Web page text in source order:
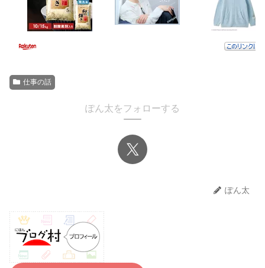
仕事の話
ぽん太をフォローする
ぽん太